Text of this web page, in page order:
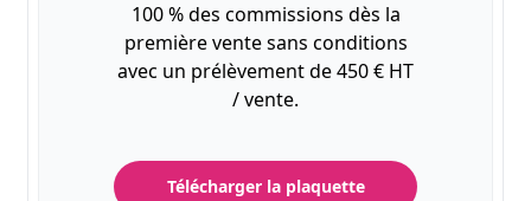
100 % des commissions dès la
première vente sans conditions
avec un prélèvement de 450 € HT
/ vente.
Télécharger la plaquette